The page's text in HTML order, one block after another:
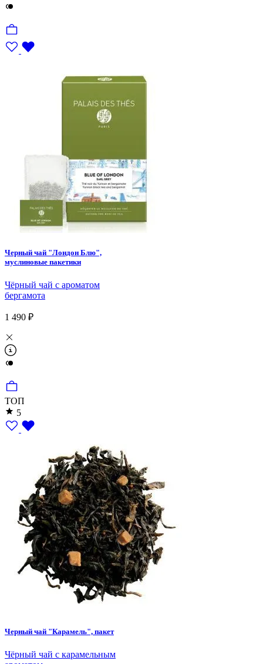
Черный чай "Лондон Блю",
муслиновые пакетики
Чёрный чай с ароматом
бергамота
1 490 ₽
ТОП
5
Черный чай "Карамель", пакет
Чёрный чай с карамельным